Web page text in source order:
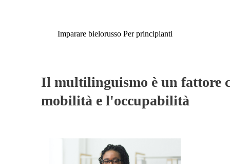
Imparare bielorusso Per principianti
Il multilinguismo è un fattore
mobilità e l'occupabilità